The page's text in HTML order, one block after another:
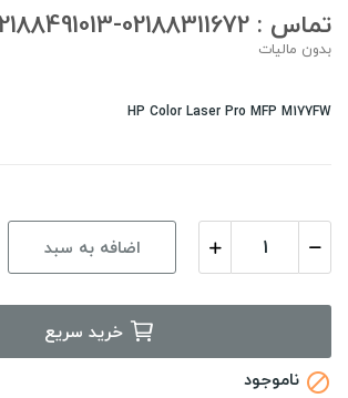
تماس : 02188311672-02188491013
بدون مالیات
HP Color Laser Pro MFP M177FW
اضافه به سبد
خرید سریع
 ناموجود